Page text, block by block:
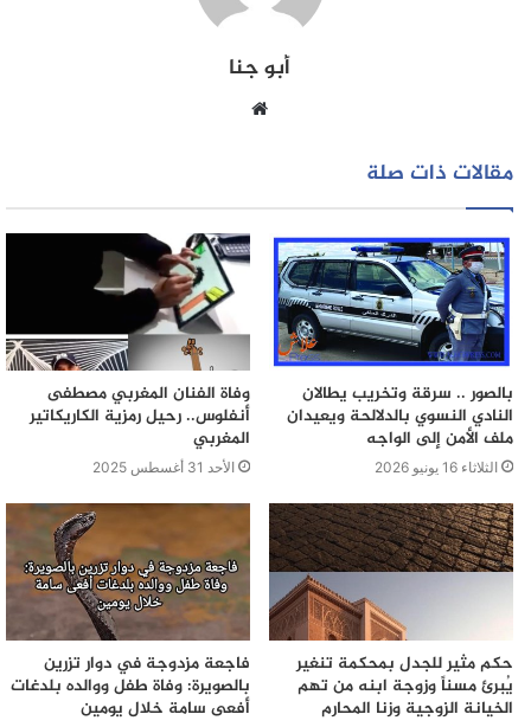
العام للملك بمحكمة الاستئناف بسطات للنظر في صك التهم
أبو جنا
مقالات ذات صلة
بالصور .. سرقة وتخريب يطالان
النادي النسوي بالدلالحة ويعيدان
ملف الأمن إلى الواجه
الثلاثاء 16 يونيو 2026
وفاة الفنان المغربي مصطفى
أنفلوس.. رحيل رمزية الكاريكاتير
المغربي
الأحد 31 أغسطس 2025
حكم مثير للجدل بمحكمة تنغير
يُبرئ مسناً وزوجة ابنه من تهم
الخيانة الزوجية وزنا المحارم
فاجعة مزدوجة في دوار تزرين
بالصويرة: وفاة طفل ووالده بلدغات
أفعى سامة خلال يومين